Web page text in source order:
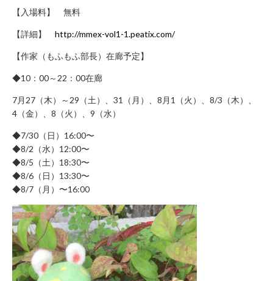
【入場料】 無料
【詳細】 http://mmex-vol1-1.peatix.com/
【作家（もふもふ部長）在廊予定】
◆10：00～22：00在廊
7月27（木）～29（土）、31（月）、8月1（火）、8/3（木）、
4（金）、8（火）、9（水）
◆7/30（日）16:00〜
◆8/2（水）12:00〜
◆8/5（土）18:30〜
◆8/6（日）13:30〜
◆8/7（月）〜16:00
祝 9：
00
～
21：
00
CONTACT
利
用
す
る
お
い
合
わ
せ
新